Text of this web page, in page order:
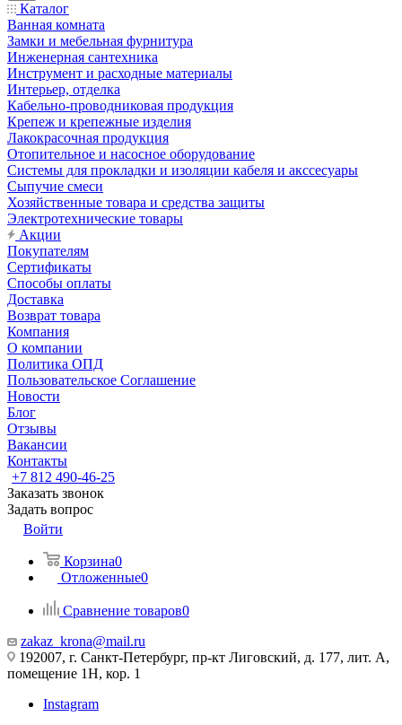
Каталог
Ванная комната
Замки и мебельная фурнитура
Инженерная сантехника
Инструмент и расходные материалы
Интерьер, отделка
Кабельно-проводниковая продукция
Крепеж и крепежные изделия
Лакокрасочная продукция
Отопительное и насосное оборудование
Системы для прокладки и изоляции кабеля и акссесуары
Сыпучие смеси
Хозяйственные товара и средства защиты
Электротехнические товары
Акции
Покупателям
Сертификаты
Способы оплаты
Доставка
Возврат товара
Компания
О компании
Политика ОПД
Пользовательское Соглашение
Новости
Блог
Отзывы
Вакансии
Контакты
+7 812 490-46-25
Заказать звонок
Задать вопрос
Войти
Корзина0
Отложенные0
Сравнение товаров0
zakaz_krona@mail.ru
192007, г. Санкт-Петербург, пр-кт Лиговский, д. 177, лит. А,
помещение 1Н, кор. 1
Instagram